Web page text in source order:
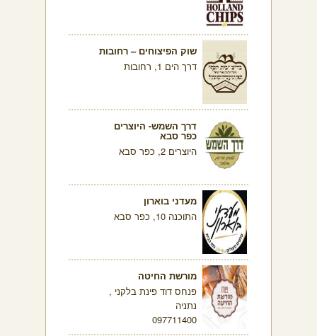
שוק הפיצוחים – רחובות
דרך הים 1, רחובות
דרך השמש- היוצרים
כפר סבא
היוצרים 2, כפר סבא
מעדני בוארון
התוכנה 10, כפר סבא
מורשת החיטה
פנחס דוד פינת בלקני ,
נתניה
097711400